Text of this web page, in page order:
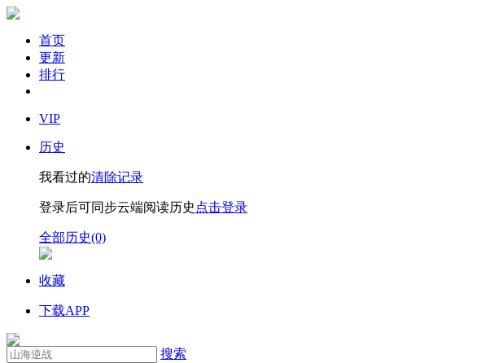
首页
更新
排行
VIP
历史
我看过的清除记录
登录后可同步云端阅读历史 点击登录
全部历史(0)
收藏
下载APP
搜索